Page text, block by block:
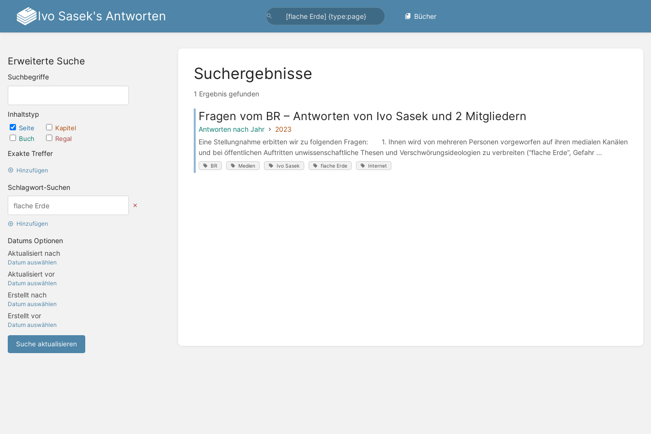
Ivo Sasek's Antworten Bücher
Erweiterte Suche
Suchbegriffe
Inhaltstyp
Seite
Kapitel
Buch
Regal
Exakte Treffer
Hinzufügen
Schlagwort-Suchen
Hinzufügen
Datums Optionen
Aktualisiert nach
Datum auswählen
Aktualisiert vor
Datum auswählen
Erstellt nach
Datum auswählen
Erstellt vor
Datum auswählen
Suche aktualisieren
Suchergebnisse
1 Ergebnis gefunden
Fragen vom BR – Antworten von Ivo Sasek und 2 Mitgliedern
Antworten nach Jahr
2023
Eine Stellungnahme erbitten wir zu folgenden Fragen: 1. Ihnen wird von mehreren Personen vorgeworfen auf ihren medialen Kanälen
und bei öffentlichen Auftritten unwissenschaftliche Thesen und Verschwörungsideologien zu verbreiten (“flache Erde”, Gefahr ...
BR Medien Ivo Sasek flache Erde Internet